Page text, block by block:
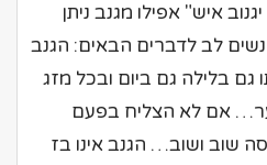
איש" אפילו מגנב ניתן
לב לדברים הבאים: הגנב
גם בלילה גם ביום ובכל מזג
אם לא הצליח בפעם
שוב ושוב… הגנב אינו בז